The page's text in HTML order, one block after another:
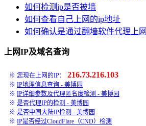
如何检测ip是否被墙
如何查看自己上网的ip地址
如何确认是通过翻墙软件代理上网
上网IP及域名查询
※ 您现在上网的IP： 216.73.216.103
※ IP地理信息查询 - 美博园
※ IP详细参数及代理匿名度检测 - 美博园
※ 是否代理IP的检测 - 美博园
※ 是否中国大陆IP检测 - 美博园
※ IP是否经过CloudFlare（CND）检测